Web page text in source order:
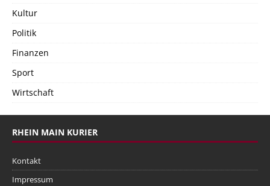
Kultur
Politik
Finanzen
Sport
Wirtschaft
RHEIN MAIN KURIER
Kontakt
Impressum